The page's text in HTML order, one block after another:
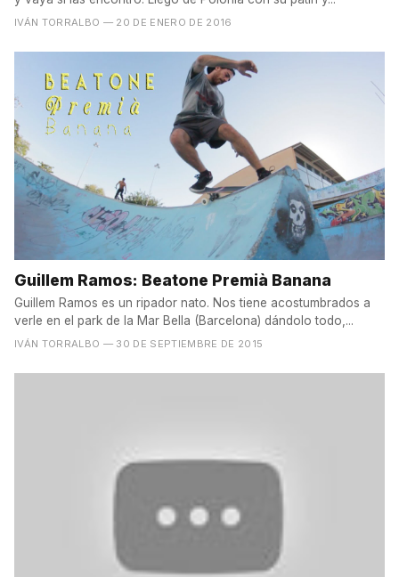
IVÁN TORRALBO — 20 DE ENERO DE 2016
Guillem Ramos: Beatone Premià Banana
Guillem Ramos es un ripador nato. Nos tiene acostumbrados a
verle en el park de la Mar Bella (Barcelona) dándolo todo,...
IVÁN TORRALBO — 30 DE SEPTIEMBRE DE 2015